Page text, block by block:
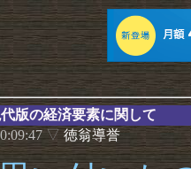
版の経済要素に関して
▽ 徳翁導誉